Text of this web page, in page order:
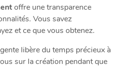
offre une transparence
Vous savez
et ce que vous obtenez.
libère du temps précieux à
sur la création pendant que